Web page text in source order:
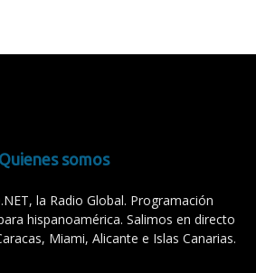
Quienes somos
la Radio Global. Programación
hispanoamérica. Salimos en directo
Miami, Alicante e Islas Canarias.